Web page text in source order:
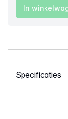
In
Selecteer een